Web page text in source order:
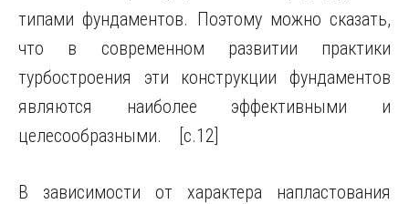
типами фундаментов. Поэтому можно сказать,
что в современном развитии практики
турбостроения эти конструкции фундаментов
являются наиболее эффективными и
целесообразными. [c.12]
В зависимости от характера напластования